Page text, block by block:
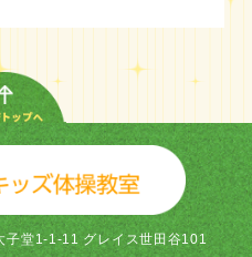
子堂1-1-11 グレイス世田谷101